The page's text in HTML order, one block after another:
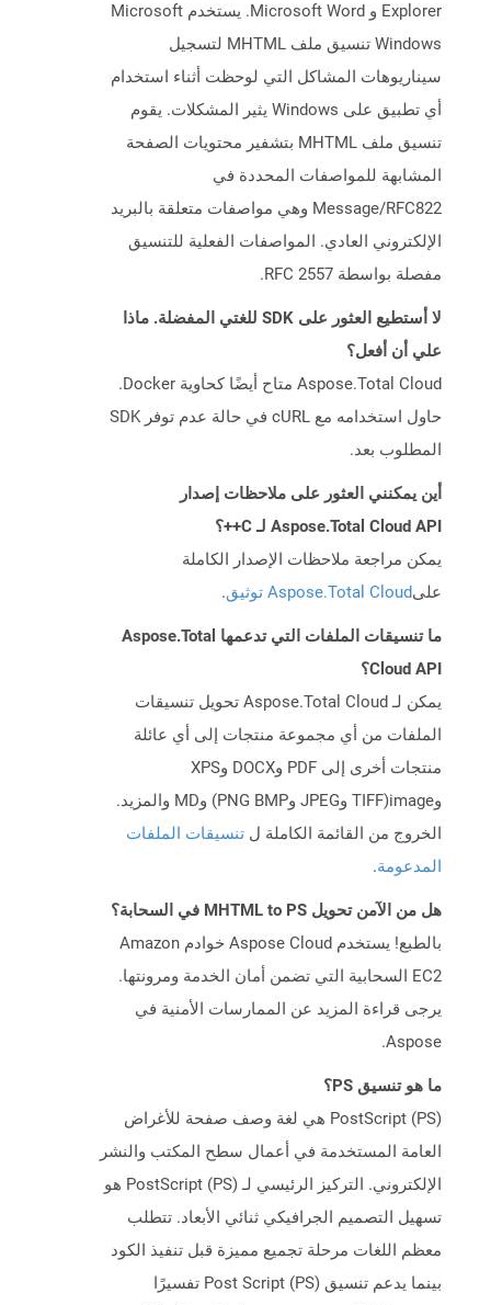
Explorer و Microsoft Word. يستخدم Microsoft
Windows تنسيق ملف MHTML لتسجيل
سيناريوهات المشاكل التي لوحظت أثناء استخدام
أي تطبيق على Windows يثير المشكلات. يقوم
تنسيق ملف MHTML بتشفير محتويات الصفحة
المشابهة للمواصفات المحددة في
Message/RFC822 وهي مواصفات متعلقة بالبريد
الإلكتروني العادي. المواصفات الفعلية للتنسيق
مفصلة بواسطة RFC 2557.
لا أستطيع العثور على SDK للغتي المفضلة. ماذا
علي أن أفعل؟
Aspose.Total Cloud متاح أيضًا كحاوية Docker.
حاول استخدامه مع cURL في حالة عدم توفر SDK
المطلوب بعد.
أين يمكنني العثور على ملاحظات إصدار
Aspose.Total Cloud API لـ C++؟
يمكن مراجعة ملاحظات الإصدار الكاملة
علىAspose.Total Cloud توثيق .
ما تنسيقات الملفات التي تدعمها Aspose.Total
Cloud API؟
يمكن لـ Aspose.Total Cloud تحويل تنسيقات
الملفات من أي مجموعة منتجات إلى أي عائلة
منتجات أخرى إلى PDF وDOCX وXPS
وimage(TIFF وJPEG وPNG BMP) وMD والمزيد.
الخروج من القائمة الكاملة ل تنسيقات الملفات
المدعومة.
هل من الآمن تحويل MHTML to PS في السحابة؟
بالطبع! يستخدم Aspose Cloud خوادم Amazon
EC2 السحابية التي تضمن أمان الخدمة ومرونتها.
يرجى قراءة المزيد عن الممارسات الأمنية في
Aspose.
ما هو تنسيق PS؟
PostScript (PS) هي لغة وصف صفحة للأغراض
العامة المستخدمة في أعمال سطح المكتب والنشر
الإلكتروني. التركيز الرئيسي لـ PostScript (PS) هو
تسهيل التصميم الجرافيكي ثنائي الأبعاد. تتطلب
معظم اللغات مرحلة تجميع مميزة قبل تنفيذ الكود
بينما يدعم تنسيق Post Script (PS) تفسيرًا